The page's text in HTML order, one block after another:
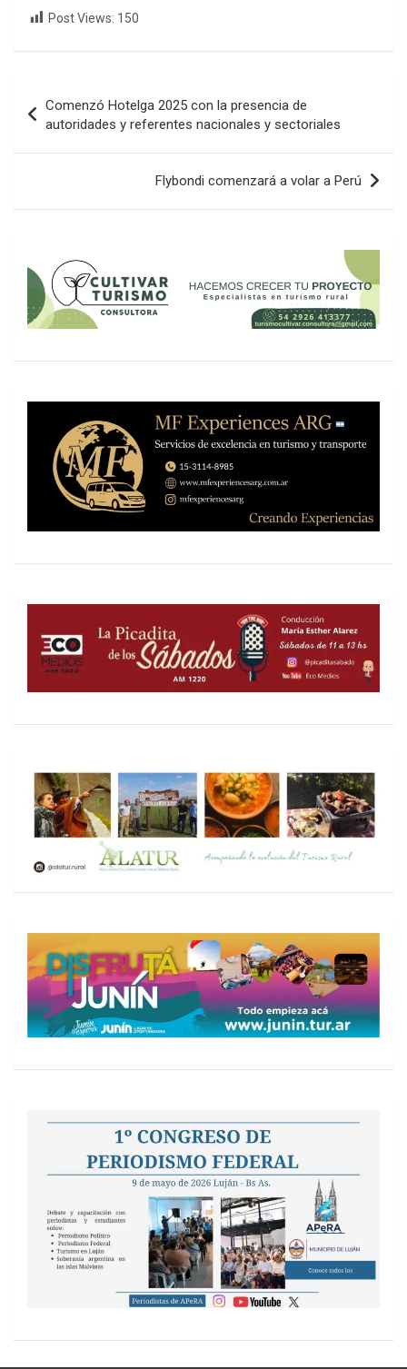
Post Views: 150
de
entradas
Comenzó Hotelga 2025 con la presencia de
autoridades y referentes nacionales y sectoriales
Flybondi comenzará a volar a Perú